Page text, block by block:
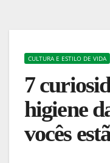
CULTURA E ESTILO DE VIDA
7
higiene
vocês